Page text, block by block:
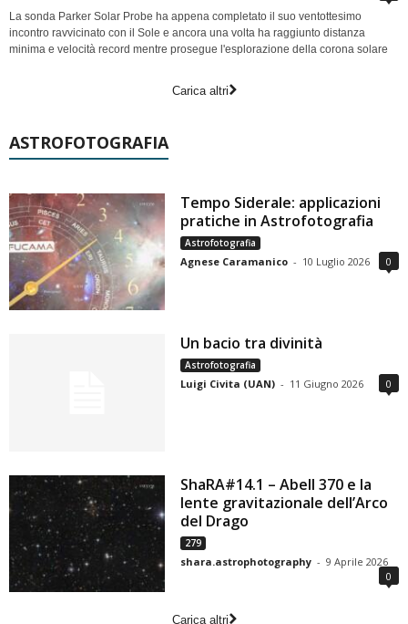
La sonda Parker Solar Probe ha appena completato il suo ventottesimo
incontro ravvicinato con il Sole e ancora una volta ha raggiunto distanza
minima e velocità record mentre prosegue l'esplorazione della corona solare
Carica altri
ASTROFOTOGRAFIA
Tempo Siderale: applicazioni
pratiche in Astrofotografia
Astrofotografia
Agnese Caramanico - 10 Luglio 2026 0
Un bacio tra divinità
Astrofotografia
Luigi Civita (UAN) - 11 Giugno 2026 0
ShaRA#14.1 – Abell 370 e la
lente gravitazionale dell’Arco
del Drago
279
shara.astrophotography - 9 Aprile 2026
0
Carica altri